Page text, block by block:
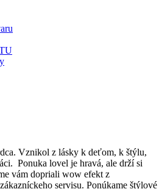
Vznikol z lásky k deťom, k štýlu,
Ponuka lovel je hravá, ale drží si
vám dopriali wow efekt z
servisu. Ponúkame štýlové